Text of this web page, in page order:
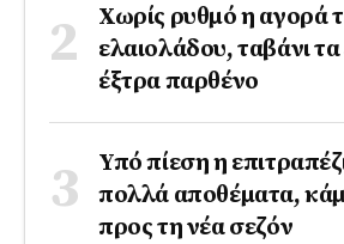
Χωρίς ρυθμό η αγορά
ελαιολάδου, ταβάνι
έξτρα παρθένο
Υπό πίεση η
πολλά αποθέματα,
προς τη νέα σεζόν